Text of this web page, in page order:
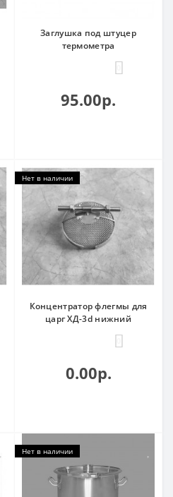
Заглушка под штуцер
термометра
95.00р.
Нет в наличии
Концентратор флегмы для
царг ХД-3d нижний
0.00р.
Нет в наличии